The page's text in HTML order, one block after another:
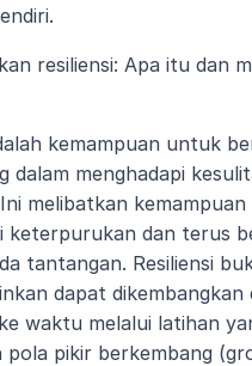
resiliensi: Apa itu dan
kemampuan untuk
dalam menghadapi
melibatkan
keterpurukan dan terus
tantangan. Resiliensi
dapat
waktu melalui latihan
pola pikir berkembang